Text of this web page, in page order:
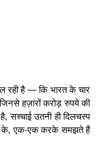
रही है — कि भारत के चार
हज़ारों करोड़ रुपये की
सच्चाई उतनी ही दिलचस्प
के, एक-एक करके समझते हैं